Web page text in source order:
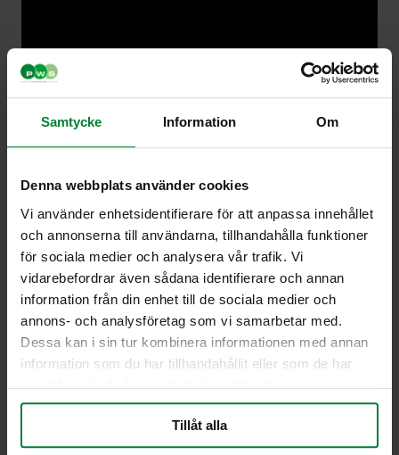
Samtycke Information Om
Denna webbplats använder cookies
Vi använder enhetsidentifierare för att anpassa innehållet
och annonserna till användarna, tillhandahålla funktioner
för sociala medier och analysera vår trafik. Vi
vidarebefordrar även sådana identifierare och annan
information från din enhet till de sociala medier och
annons- och analysföretag som vi samarbetar med.
Dessa kan i sin tur kombinera informationen med annan
information som du har tillhandahållit eller som de har
samlat in när du har använt deras tjänster.
Tillåt alla